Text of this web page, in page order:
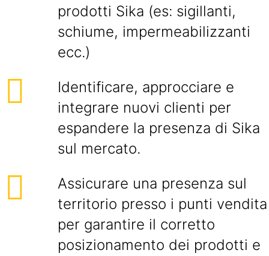
prodotti Sika (es: sigillanti,
schiume, impermeabilizzanti
ecc.)
Identificare, approcciare e
integrare nuovi clienti per
espandere la presenza di Sika
sul mercato.
Assicurare una presenza sul
territorio presso i punti vendita
per garantire il corretto
posizionamento dei prodotti e